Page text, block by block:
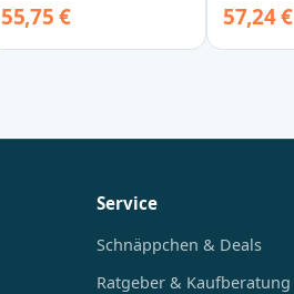
55,75 € 57,24 €
Service
Schnäppchen & Deals
Ratgeber & Kaufberatung